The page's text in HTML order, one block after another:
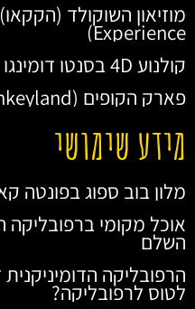
Experience)
קולנוע 4D בסנטו דומינגו
פארק הקופים (Monkeyland) בפונטה קאנה
מידע שימושי
מלון בוב ספוג בפונטה
אוכל מקומי ברפובליקה
השלם
הרפובליקה
לטוס לרפובליקה?